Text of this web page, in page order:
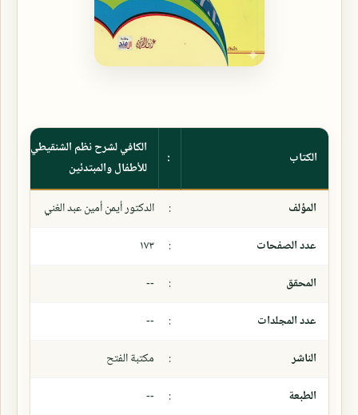
الكتاب :
الكافي لشرح نظم الشنقيطي على
للأطفال والمبتدئين
المؤلف
:
الدكتور أيمن أمين عبد الغني
عدد الصفحات
:
١٧٣
المحقق
:
--
عدد المجلدات
:
--
الناشر
:
مكتبة الفتح
الطبعة
:
--